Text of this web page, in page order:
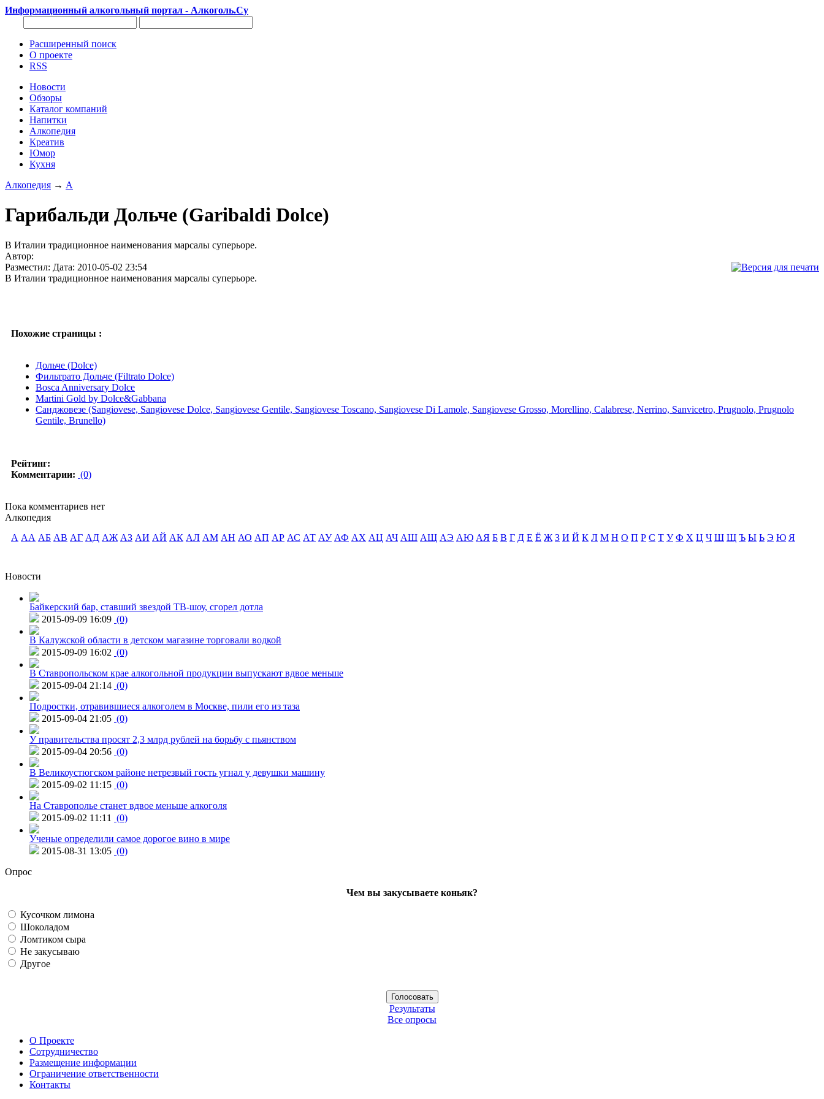
Информационный алкогольный портал - Алкоголь.Су
Расширенный поиск
О проекте
RSS
Новости
Обзоры
Каталог компаний
Напитки
Алкопедия
Креатив
Юмор
Кухня
Алкопедия → А
Гарибальди Дольче (Garibaldi Dolce)
В Италии традиционное наименования марсалы суперьоре.
Автор:
Разместил: Дата: 2010-05-02 23:54
В Италии традиционное наименования марсалы суперьоре.
Похожие страницы :
Дольче (Dolce)
Фильтрато Дольче (Filtrato Dolce)
Bosca Anniversary Dolce
Martini Gold by Dolce&Gabbanа
Санджовезе (Sangiovese, Sangiovese Dolce, Sangiovese Gentile, Sangiovese Toscano, Sangiovese Di Lamole, Sangiovese Grosso, Morellino, Calabrese, Nerrino, Sanvicetro, Prugnolo, Prugnolo
Gentile, Brunello)
Рейтинг:
Комментарии: (0)
Пока комментариев нет
Алкопедия
А АА АБ АВ АГ АД АЖ АЗ АИ АЙ АК АЛ АМ АН АО АП АР АС АТ АУ АФ АХ АЦ АЧ АШ АЩ АЭ АЮ АЯ Б В Г Д Е Ё Ж З И Й К Л М Н О П Р С Т У Ф Х Ц Ч Ш Щ Ъ Ы Ь Э Ю Я
Новости
Байкерский бар, ставший звездой ТВ-шоу, сгорел дотла
2015-09-09 16:09 (0)
В Калужской области в детском магазине торговали водкой
2015-09-09 16:02 (0)
В Ставропольском крае алкогольной продукции выпускают вдвое меньше
2015-09-04 21:14 (0)
Подростки, отравившиеся алкоголем в Москве, пили его из таза
2015-09-04 21:05 (0)
У правительства просят 2,3 млрд рублей на борьбу с пьянством
2015-09-04 20:56 (0)
В Великоустюгском районе нетрезвый гость угнал у девушки машину
2015-09-02 11:15 (0)
На Ставрополье станет вдвое меньше алкоголя
2015-09-02 11:11
(0)
Ученые определили самое дорогое вино в мире
2015-08-31 13:05 (0)
Опрос
Чем вы закусываете коньяк?
Кусочком лимона
Шоколадом
Ломтиком сыра
Не закусываю
Другое
Результаты
Все опросы
О Проекте
Сотрудничество
Размещение информации
Ограничение ответственности
Контакты